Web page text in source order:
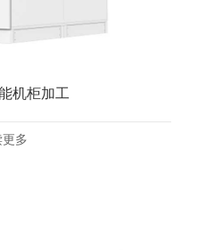
机柜加工
多